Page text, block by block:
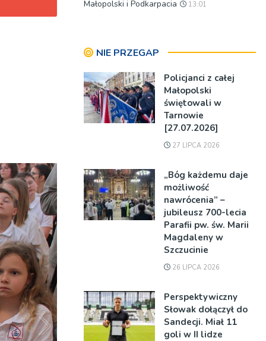
Małopolski i Podkarpacia
13:01
NIE PRZEGAP
Policjanci z całej
Małopolski
świętowali w
Tarnowie
[27.07.2026]
27 LIPCA 2026
„Bóg każdemu daje
możliwość
nawrócenia” –
jubileusz 700-lecia
Parafii pw. św. Marii
Magdaleny w
Szczucinie
26 LIPCA 2026
Perspektywiczny
Słowak dołączył do
Sandecji. Miał 11
goli w II lidze